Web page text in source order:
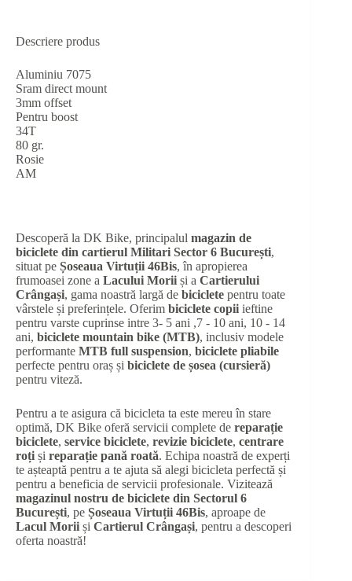
Descriere produs
Aluminiu 7075
Sram direct mount
3mm offset
Pentru boost
34T
80 gr.
Rosie
AM
Descoperă la DK Bike, principalul magazin de
biciclete din cartierul Militari Sector 6 București,
situat pe Șoseaua Virtuții 46Bis, în apropierea
frumoasei zone a Lacului Morii și a Cartierului
Crângași, gama noastră largă de biciclete pentru toate
vârstele și preferințele. Oferim biciclete copii ieftine
pentru varste cuprinse intre 3- 5 ani ,7 - 10 ani, 10 - 14
ani, biciclete mountain bike (MTB), inclusiv modele
performante MTB full suspension, biciclete pliabile
perfecte pentru oraș și biciclete de șosea (cursieră)
pentru viteză.
Pentru a te asigura că bicicleta ta este mereu în stare
optimă, DK Bike oferă servicii complete de reparație
biciclete, service biciclete, revizie biciclete, centrare
roți și reparație pană roată. Echipa noastră de experți
te așteaptă pentru a te ajuta să alegi bicicleta perfectă și
pentru a beneficia de servicii profesionale. Vizitează
magazinul nostru de biciclete din Sectorul 6
București, pe Șoseaua Virtuții 46Bis, aproape de
Lacul Morii și Cartierul Crângași, pentru a descoperi
oferta noastră!